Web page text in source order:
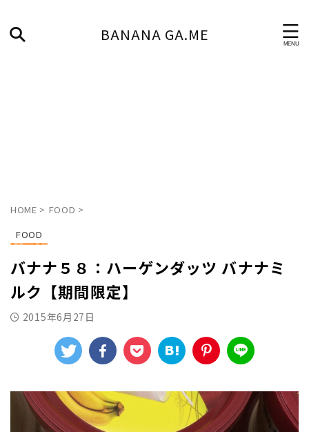
BANANA GA.ME
HOME > FOOD >
FOOD
バナナ５８：ハーゲンダッツ バナナミ
ルク【期間限定】
2015年6月27日